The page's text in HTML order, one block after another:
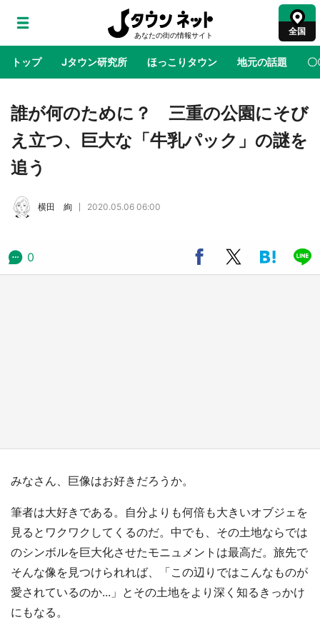
全国
トップ Jタウン研究所 ほっこりタウン 地元の話題 〇
地域×二次元 絶景 あの時はありがとう 物語がはじ
の「猫猫像」も【8／1～10／26】
誰が何のために？ 三重の公園にそび
え立つ、巨大な「牛乳パック」の謎を
追う
横田 絢 2020.05.06 06:00
0
みなさん、巨像はお好きだろうか。
筆者は大好きである。自分よりも何倍も大きいオブジェを
見るとワクワクしてくるのだ。中でも、その土地ならでは
のシンボルを巨大化させたモニュメントは最高だ。旅先で
そんな像を見つけられれば、「この辺りではこんなものが
愛されているのか...」とその土地をより深く知るきっかけ
にもなる。